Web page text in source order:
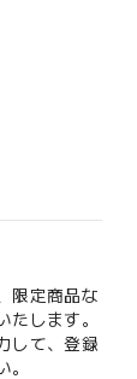
限定商品な
たします。
して、登録
。